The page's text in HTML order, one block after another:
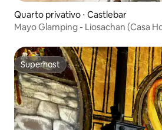
Quarto privativo ⋅ Castlebar
Mayo Glamping - Liosachan (Casa
Superhost
Superhost